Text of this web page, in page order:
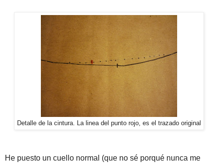
Detalle de la cintura. La linea del punto rojo, es el trazado original
He puesto un cuello normal (que no sé porqué nunca me